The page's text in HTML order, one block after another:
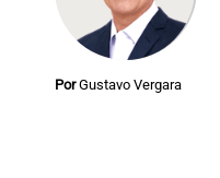
Por Gustavo Vergara